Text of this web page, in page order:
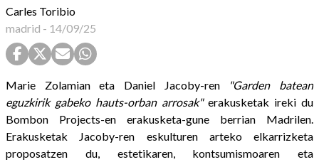
Carles Toribio
madrid - 14/09/25
Marie Zolamian eta Daniel Jacoby-ren
"Garden batean
eguzkirik gabeko hauts-orban arrosak"erakusketak ireki du
Bombon Projects-en erakusketa-gune berrian Madrilen.
Erakusketak Jacoby-ren eskulturen arteko elkarrizketa
proposatzen du, estetikaren, kontsumismoaren eta